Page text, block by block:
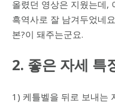
올렸던 영상은 지웠는데,
흑역사로 잘 남겨두었네
본?이 돼주는군요.
2. 좋은 자세 특
1) 케틀벨을 뒤로 보내는